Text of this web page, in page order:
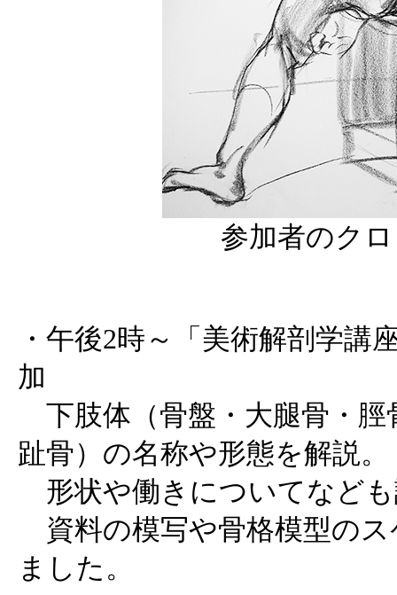
参加者のク
・午後2時～「美術解剖学講
加
下肢体（骨盤・大腿骨・脛
趾骨）の名称や形態を解説。
形状や働きについてなど
資料の模写や骨格模型の
ました。